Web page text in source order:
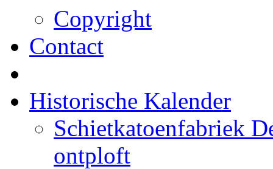
Copyright
Contact
Historische Kalender
Schietkatoenfabriek
ontploft